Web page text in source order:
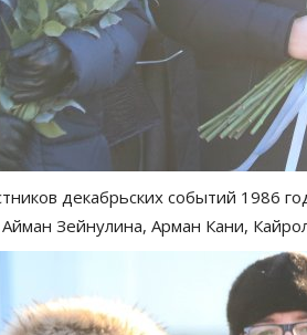
декабрьских событий 1986
Зейнулина, Арман Кани,